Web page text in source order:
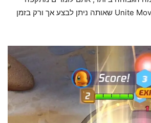
מיוחדת אשר נקראת Unite Move שאותה ניתן לבצע אך ורק בזמן